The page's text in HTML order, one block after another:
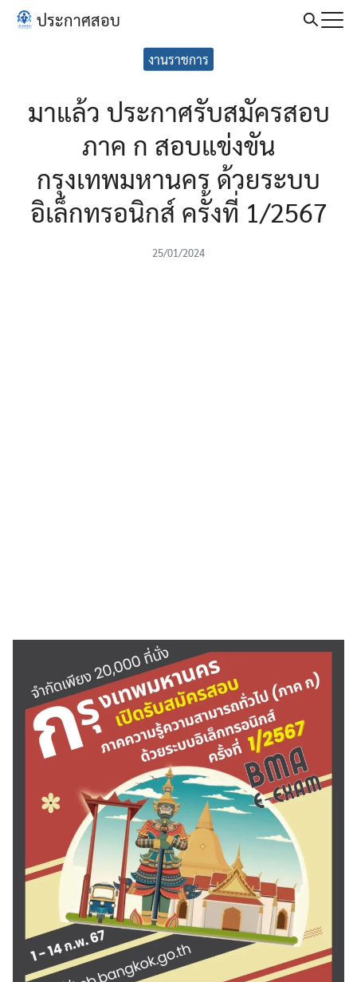
Skip
ประกาศสอบ
งานราชการ
มาแล้ว ประกาศรับสมัครสอบ
ภาค ก สอบแข่งขัน
กรุงเทพมหานคร ด้วยระบบ
อิเล็กทรอนิกส์ ครั้งที่ 1/2567
25/01/2024